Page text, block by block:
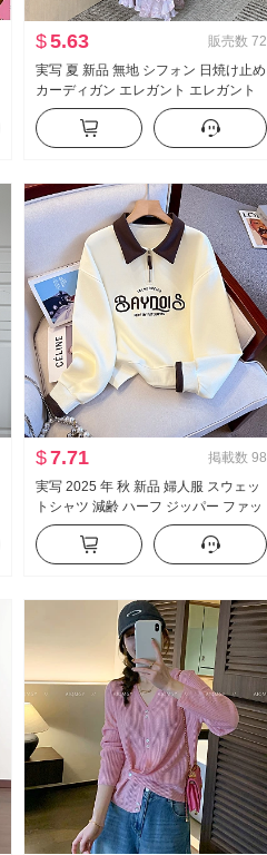
$5.63 販売数 72
実写 夏 新品 無地 シフォン 日焼け止め
カーディガン エレガント エレガント
シフォン フラワープリント ワンピー
ス女 ツーピースセット
$7.71 掲載数 98
実写 2025 年 秋 新品 婦人服 スウェッ
トシャツ 減齢 ハーフ ジッパー ファッ
ション ポロ襟 カジュアル 万能 スリム
効果